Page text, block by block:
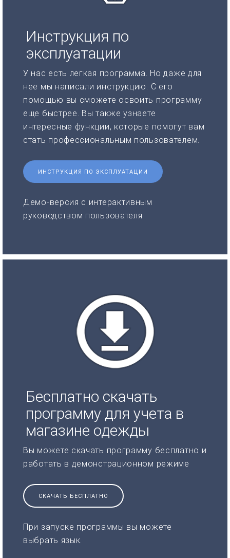
Инструкция по
эксплуатации
У нас есть легкая программа. Но даже для
нее мы написали инструкцию. С его
помощью вы сможете освоить программу
еще быстрее. Вы также узнаете
интересные функции, которые помогут вам
стать профессиональным пользователем.
ИНСТРУКЦИЯ ПО ЭКСПЛУАТАЦИИ
Демо-версия с интерактивным
руководством пользователя
Бесплатно скачать
программу для учета в
магазине одежды
Вы можете скачать программу бесплатно и
работать в демонстрационном режиме
СКАЧАТЬ БЕСПЛАТНО
При запуске программы вы можете
выбрать язык.